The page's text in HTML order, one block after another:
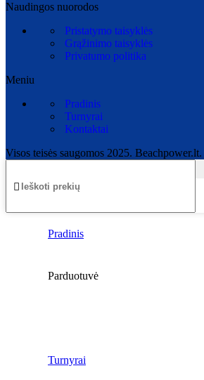
Naudingos nuorodos
Pristatymo taisyklės
Grąžinimo taisyklės
Privatumo politika
Meniu
Pradinis
Turnyrai
Kontaktai
Visos teisės saugomos 2025. Beachpower.lt.
Pradinis
Parduotuvė
Turnyrai